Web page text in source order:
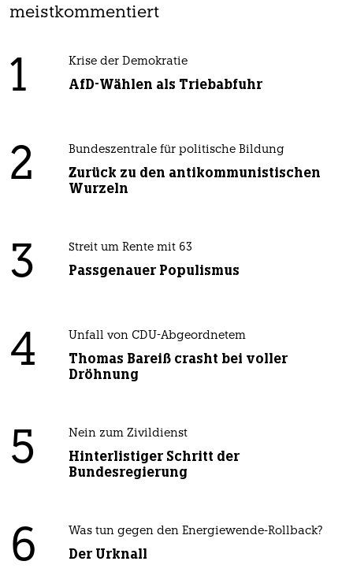
meistkommentiert
1 Krise der Demokratie
AfD-Wählen als Triebabfuhr
2 Bundeszentrale für politische Bildung
Zurück zu den antikommunistischen
Wurzeln
3 Streit um Rente mit 63
Passgenauer Populismus
4 Unfall von CDU-Abgeordnetem
Thomas Bareiß crasht bei voller
Dröhnung
5 Nein zum Zivildienst
Hinterlistiger Schritt der
Bundesregierung
6 Was tun gegen den Energiewende-Rollback?
Der Urknall